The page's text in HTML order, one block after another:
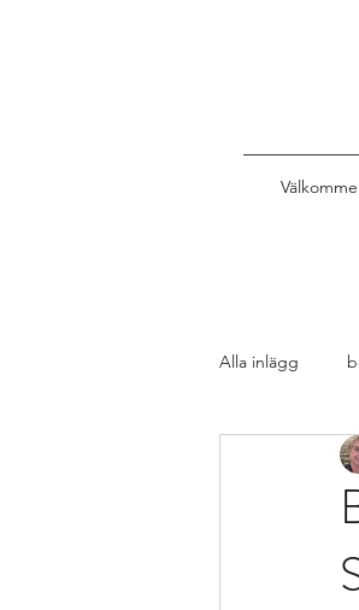
Alla inlägg
Design av
Formativ